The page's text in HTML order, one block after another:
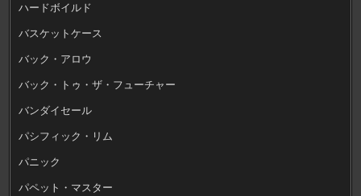
ハードボイルド
バスケットケース
バック・アロウ
バック・トゥ・ザ・フューチャー
バンダイセール
パシフィック・リム
パニック
パペット・マスター